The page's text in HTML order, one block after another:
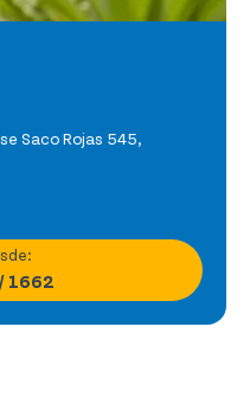
Saco Rojas 545,
1662